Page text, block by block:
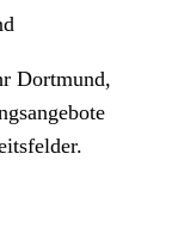
Dortmund,